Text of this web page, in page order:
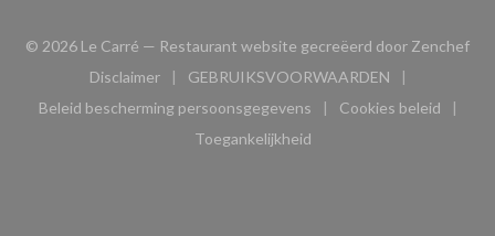
© 2026 Le Carré — Restaurant website gecreëerd door Zenchef
Disclaimer
((opent in een nieuw venster))
GEBRUIKSVOORWAARDEN
((opent in een nieuw
Beleid bescherming persoonsgegevens
((opent in een nieuw venster))
Cookies beleid
((opent in
Toegankelijkheid
((opent in een nieuw venster))